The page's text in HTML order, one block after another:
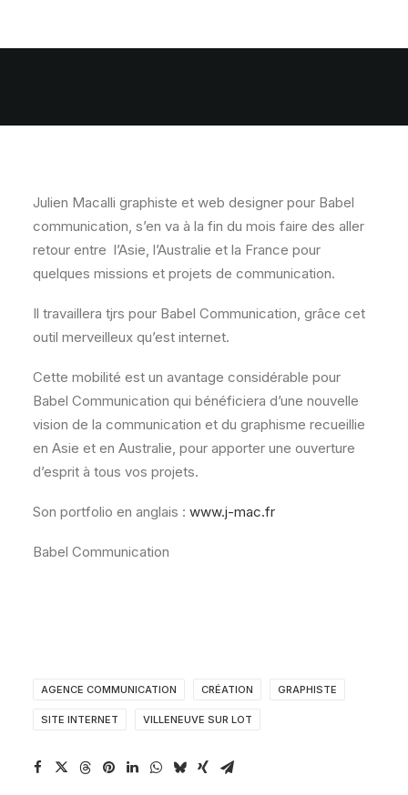
Julien Macalli graphiste et web designer pour Babel
communication, s’en va à la fin du mois faire des aller
retour entre l’Asie, l’Australie et la France pour
quelques missions et projets de communication.
Il travaillera tjrs pour Babel Communication, grâce cet
outil merveilleux qu’est internet.
Cette mobilité est un avantage considérable pour
Babel Communication qui bénéficiera d’une nouvelle
vision de la communication et du graphisme recueillie
en Asie et en Australie, pour apporter une ouverture
d’esprit à tous vos projets.
Son portfolio en anglais : www.j-mac.fr
Babel Communication
AGENCE COMMUNICATION CRÉATION GRAPHISTE
SITE INTERNET VILLENEUVE SUR LOT